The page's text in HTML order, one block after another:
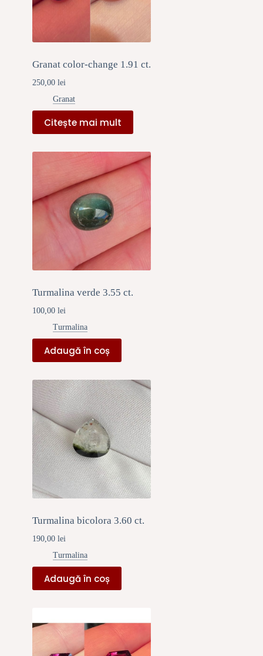
Granat color-change 1.91 ct.
250,00 lei
Granat
Citește mai mult
Turmalina verde 3.55 ct.
100,00 lei
Turmalina
Adaugă în coș
Turmalina bicolora 3.60 ct.
190,00 lei
Turmalina
Adaugă în coș